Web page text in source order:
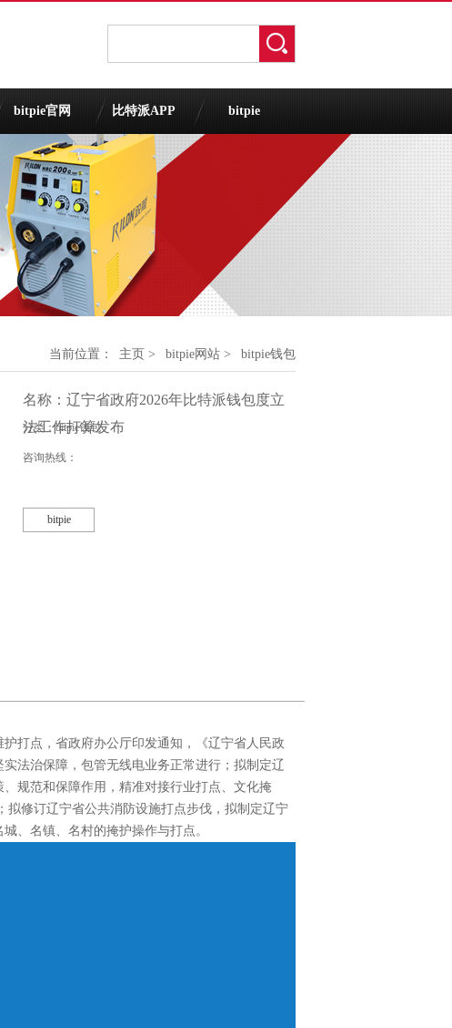
bitpie官网 比特派APP bitpie
当前位置： 主页 > bitpie网站 > bitpie钱包
名称：辽宁省政府2026年比特派钱包度立
法工作打算发布
分类：bitpie钱包
咨询热线：
bitpie
打点，省政府办公厅印发通知，《辽宁省人民政
法治保障，包管无线电业务正常进行；拟制定辽
规范和保障作用，精准对接行业打点、文化掩
修订辽宁省公共消防设施打点步伐，拟制定辽宁
、名镇、名村的掩护操作与打点。